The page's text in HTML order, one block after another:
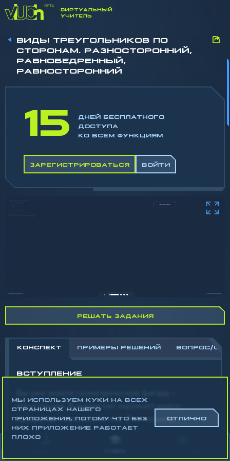
ВИРТУАЛЬНЫЙ
УЧИТЕЛЬ
ВИДЫ ТРЕУГОЛЬНИКОВ ПО
СТОРОНАМ. РАЗНОСТОРОННИЙ,
РАВНОБЕДРЕННЫЙ,
РАВНОСТОРОННИЙ
ВСТУПЛЕНИЕ
треугольник. В жизни нас окружает много
предметов похожих на неё. Это косынка,
сложенная салфетка, праздничный колпачок и
стороны разной длины. Тогда он будет криво
КОНСПЕКТ ПРИМЕРЫ РЕШЕНИЙ ВОПРОС/
15
ДНЕЙ БЕСПЛАТНОГО
ДОСТУПА
КО ВСЕМ ФУНКЦИЯМ
ЗАРЕГИСТРИРОВАТЬСЯ ВОЙТИ
РЕШАТЬ ЗАДАНИЯ
МЫ ИСПОЛЬЗУЕМ КУКИ НА ВСЕХ
СТРАНИЦАХ НАШЕГО
ПРИЛОЖЕНИЯ, ПОТОМУ ЧТО БЕЗ
НИХ ПРИЛОЖЕНИЕ РАБОТАЕТ
ПЛОХО
ОТЛИЧНО